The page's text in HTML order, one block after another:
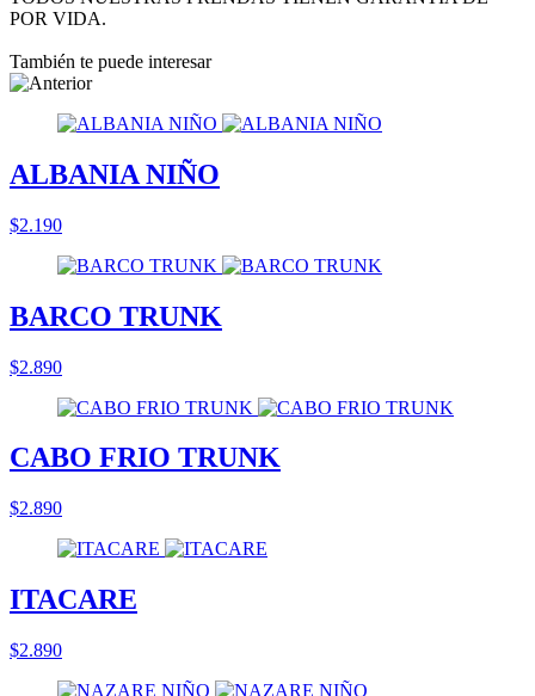
POR VIDA.
También te puede interesar
ALBANIA NIÑO
$2.190
BARCO TRUNK
$2.890
CABO FRIO TRUNK
$2.890
ITACARE
$2.890